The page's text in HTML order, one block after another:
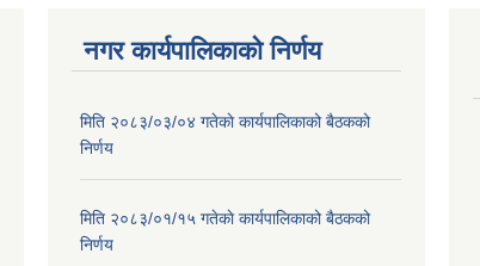
नगर कार्यपालिकाको निर्णय
मिति २०८३/०३/०४ गतेकाे कार्यपालिकाको बैठकको
निर्णय
मिति २०८३/०१/१५ गतेकाे कार्यपालिकाको बैठकको
निर्णय